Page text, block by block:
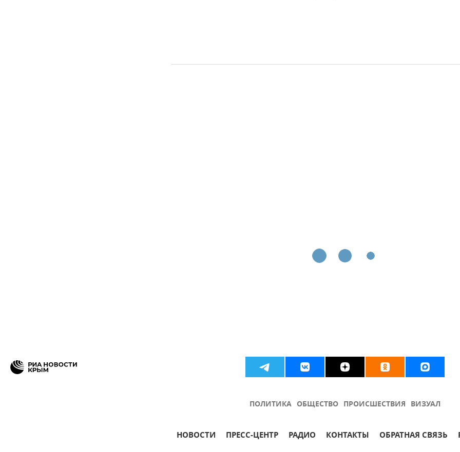
ПОЛИТИКА ОБЩЕСТВО ПРОИСШЕСТВИЯ ВИЗУАЛ
НОВОСТИ ПРЕСС-ЦЕНТР РАДИО КОНТАКТЫ ОБРАТНАЯ СВЯЗЬ